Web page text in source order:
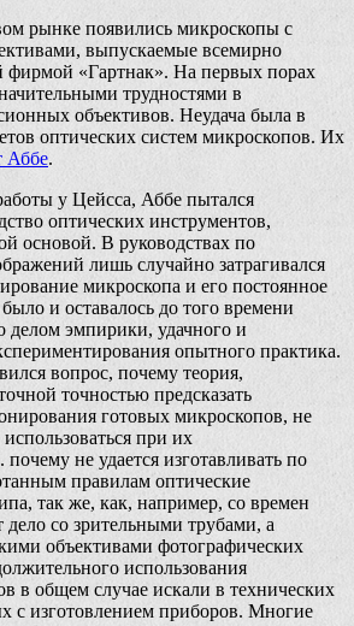
рынке появились микроскопы с
выпускаемые всемирно
фирмой «Гартнак». На первых порах
трудностями в
объективов. Неудача была в
оптических систем микроскопов. Их
Аббе.
у Цейсса, Аббе пытался
оптических инструментов,
основой. В руководствах по
лишь случайно затрагивался
микроскопа и его постоянное
и оставалось до того времени
делом эмпирики, удачного и
опытного практика.
вопрос, почему теория,
точностью предсказать
готовых микроскопов, не
при их
не удается изготавливать по
правилам оптические
так же, как, например, со времен
дело со зрительными трубами, а
объективами фотографических
использования
в общем случае искали в технических
с изготовлением приборов. Многие